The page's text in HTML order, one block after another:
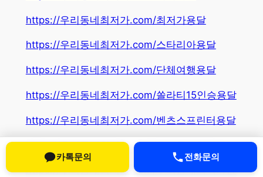
https://우리동네최저가.com/최저가용달
https://우리동네최저가.com/스타리아용달
https://우리동네최저가.com/단체여행용달
https://우리동네최저가.com/쏠라티15인승용달
https://우리동네최저가.com/벤츠스프린터용달
https://우리동네최저가.com/우리동네최저가
https://우리동네최저가.com/우리동네최적가용
카톡문의 전화문의